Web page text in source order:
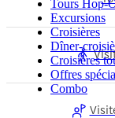
Tours Hop-
Excursions
Croisières
Dîner-
Croisières
Offres
Combo